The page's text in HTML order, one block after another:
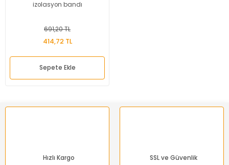
izolasyon bandı
691,20 TL
414,72 TL
Sepete Ekle
Hızlı Kargo SSL ve Güvenlik